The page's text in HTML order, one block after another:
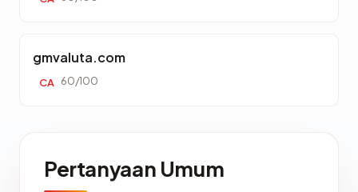
gmvaluta.com
CA 60/100
Pertanyaan Umum